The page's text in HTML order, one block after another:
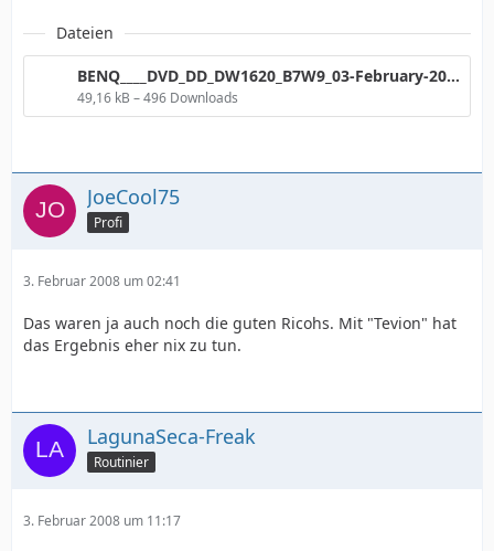
Dateien
BENQ____DVD_DD_DW1620_B7W9_03-February-2008_00_57.png
49,16 kB – 496 Downloads
JoeCool75
Profi
3. Februar 2008 um 02:41
Das waren ja auch noch die guten Ricohs. Mit "Tevion" hat
das Ergebnis eher nix zu tun.
LagunaSeca-Freak
Routinier
3. Februar 2008 um 11:17